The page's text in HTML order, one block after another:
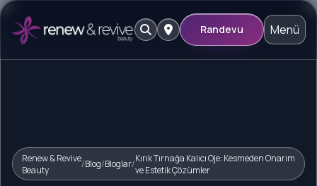
Randevu Menü
Renew & Revive
Beauty
/Blog/Bloglar/Kırık Tırnağa Kalıcı Oje: Kesmeden Onarım
ve Estetik Çözümler